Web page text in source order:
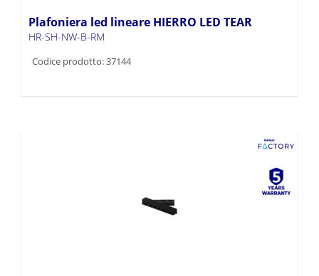
Plafoniera led lineare HIERRO LED TEAR
HR-SH-NW-B-RM
Codice prodotto: 37144